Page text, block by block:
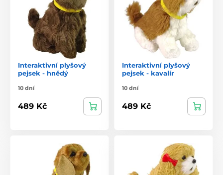
Interaktivní plyšový
pejsek - hnědý
10 dní
489 Kč
Interaktivní plyšový
pejsek - kavalír
10 dní
489 Kč